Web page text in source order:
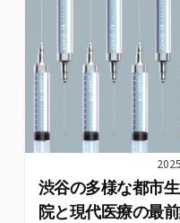
渋谷の多様な都市
院と現代医療の最